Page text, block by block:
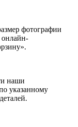
фотографии
онлайн-
наши
указанному